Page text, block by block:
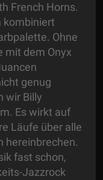
French Horns.
kombiniert
Ohne
mit dem Onyx
genug
wir Billy
Es wirkt auf
Läufe über alle
hereinbrechen.
fast schon,
Jazzrock